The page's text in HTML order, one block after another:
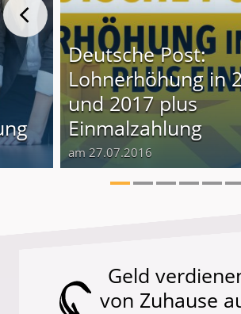
Deutsche Post:
Lohnerhöhung in
und 2017 plus
Einmalzahlung
am 27.07.2016
Geld
von Zuhause